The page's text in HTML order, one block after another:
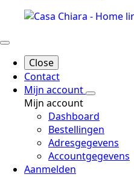
Close
Contact
Mijn account
Mijn account
Dashboard
Bestellingen
Adresgegevens
Accountgegevens
Aanmelden